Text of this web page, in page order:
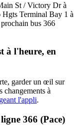
St / Victory Dr à
Hgts Terminal Bay 1 à
bus 366
à l'heure, en
garder un œil sur
changements à
l'appli.
366 (Pace)